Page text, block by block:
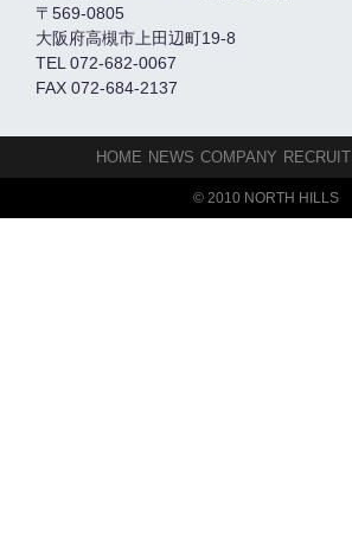
〒569-0805
大阪府高槻市上田辺町19-8
TEL 072-682-0067
FAX 072-684-2137
HOME NEWS COMPANY RECRUIT
© 2010 NORTH HILLS